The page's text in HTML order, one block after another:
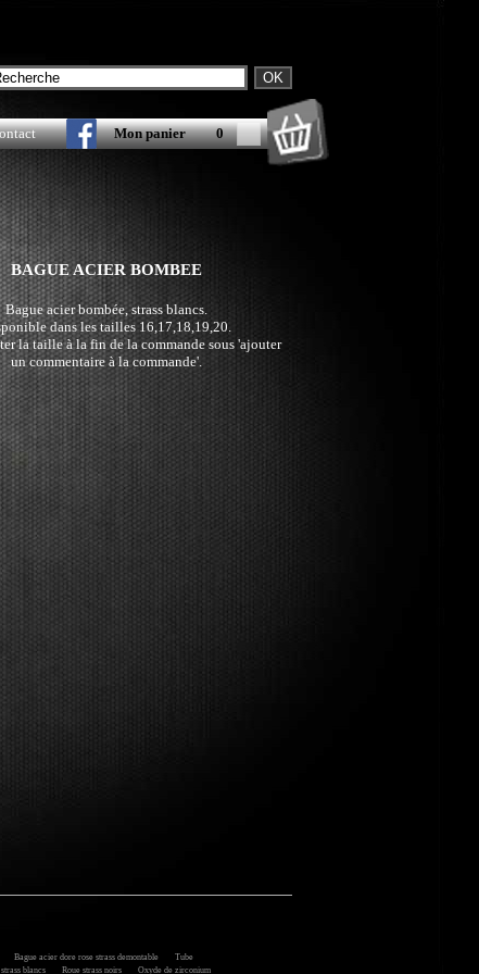
Mon panier 0
BAGUE ACIER BOMBEE
Bague acier bombée, strass blancs.
dans les tailles 16,17,18,19,20.
la taille à la fin de la commande sous 'ajouter
un commentaire à la commande'.
Bague acier dore rose strass demontable
Tube
blancs Roue strass noirs Oxyde de zirconium